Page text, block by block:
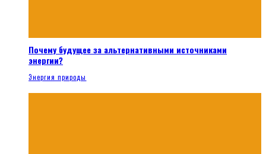
Почему будущее за альтернативными источниками
энергии?
Энергия природы